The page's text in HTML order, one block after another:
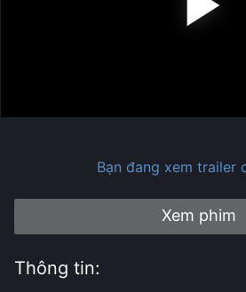
Bạn đang xem trailer
Xem phim
Thông tin: